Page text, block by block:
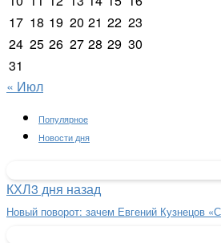
17 18 19 20 21 22 23
24 25 26 27 28 29 30
31
« Июл
Популярное
Новости дня
КХЛ3 дня назад
Новый поворот: зачем Евгений Кузнецов